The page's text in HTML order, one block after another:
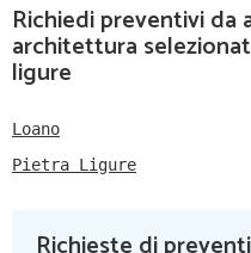
Richiedi preventivi
architettura
ligure
Loano
Pietra Ligure